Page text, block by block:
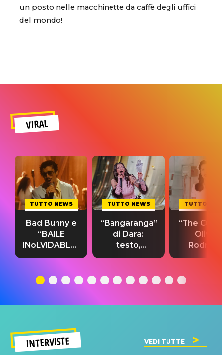
un posto nelle macchinette da caffè degli uffici
del mondo!
VIRAL
TUTTO NEWS
Bad Bunny e
“BAILE
INoLVIDABLE”:
testo,
significato
TUTTO NEWS
“Bangaranga”
di Dara:
testo,
traduzione e
del singolo
TUTTO
“The
Olivia
testo,
INTERVISTE VEDI TUTTE